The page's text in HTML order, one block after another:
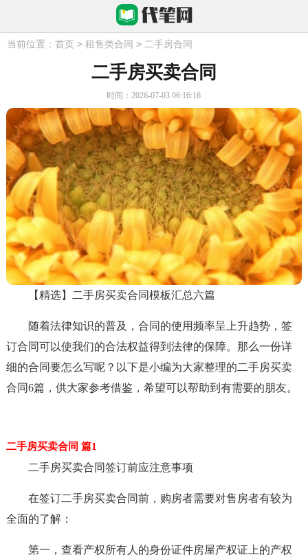
当前位置： 首页 > 租售类合同 > 二手房合同
二手房买卖合同
时间：2026-07-03 06:16:16
【精选】二手房买卖合同模板汇总六篇
随着法律知识的普及，合同的使用频率呈上升趋势，签
订合同可以使我们的合法权益得到法律的保障。那么一份详
细的合同要怎么写呢？以下是小编为大家整理的二手房买卖
合同6篇，供大家参考借鉴，希望可以帮助到有需要的朋友。
二手房买卖合同 篇1
二手房买卖合同签订前应注意事项
在签订二手房买卖合同前，购房者需要对售房者有较为
全面的了解：
第一，查看产权所有人的身份证件房屋产权证上的产权